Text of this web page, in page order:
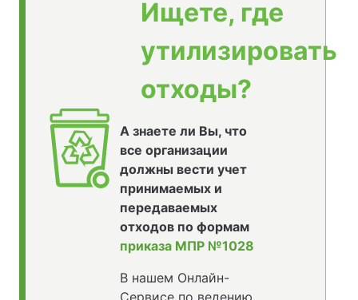
Ищете, где
утилизировать
отходы?
А знаете ли Вы, что
все организации
должны вести учет
принимаемых и
передаваемых
отходов по формам
приказа МПР №1028
В нашем Онлайн-
Сервисе по ведению